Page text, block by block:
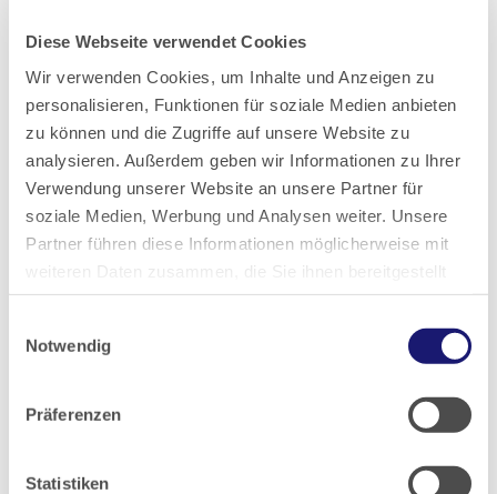
Diese Webseite verwendet Cookies
Wir verwenden Cookies, um Inhalte und Anzeigen zu
personalisieren, Funktionen für soziale Medien anbieten
zu können und die Zugriffe auf unsere Website zu
analysieren. Außerdem geben wir Informationen zu Ihrer
Verwendung unserer Website an unsere Partner für
soziale Medien, Werbung und Analysen weiter. Unsere
Partner führen diese Informationen möglicherweise mit
weiteren Daten zusammen, die Sie ihnen bereitgestellt
haben oder die sie im Rahmen Ihrer Nutzung der Dienste
Notwendig
Präferenzen
Statistiken
Pressemitteilungen-Archiv:
2026
2025